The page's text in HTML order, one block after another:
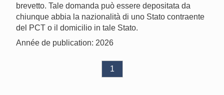
brevetto. Tale domanda può essere depositata da
chiunque abbia la nazionalità di uno Stato contraente
del PCT o il domicilio in tale Stato.
Année de publication: 2026
1